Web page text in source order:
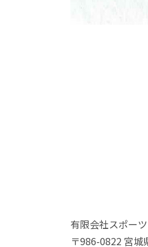
有限会社スポー
〒986-0822 宮